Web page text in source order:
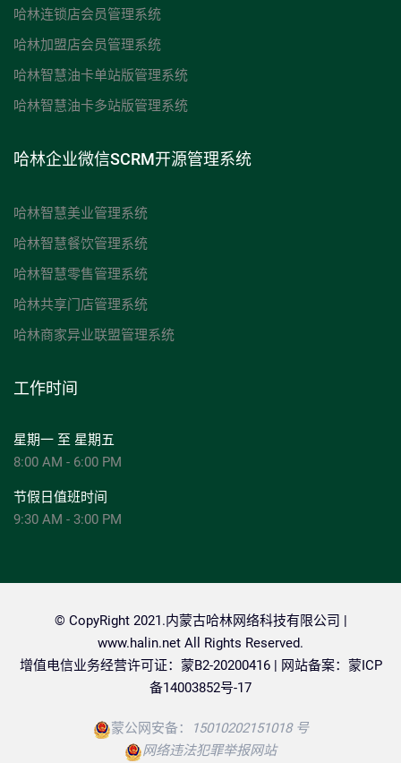
哈林连锁店会员管理系统
哈林加盟店会员管理系统
哈林智慧油卡单站版管理系统
哈林智慧油卡多站版管理系统
哈林企业微信SCRM开源管理系统
哈林智慧美业管理系统
哈林智慧餐饮管理系统
哈林智慧零售管理系统
哈林共享门店管理系统
哈林商家异业联盟管理系统
工作时间
星期一 至 星期五
8:00 AM - 6:00 PM
节假日值班时间
9:30 AM - 3:00 PM
© CopyRight 2021.内蒙古哈林网络科技有限公司 |
www.halin.net All Rights Reserved.
增值电信业务经营许可证：蒙B2-20200416 | 网站备案： 蒙ICP
备14003852号-17
蒙公网安备：
15010202151018 号
网络违法犯罪举报网站